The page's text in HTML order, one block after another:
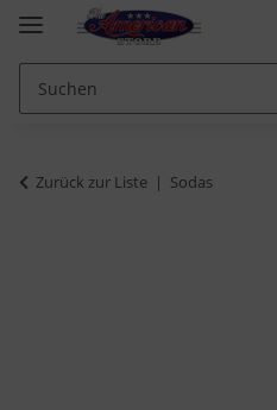
Zurück zur Liste Sodas